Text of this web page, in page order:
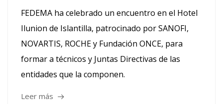
FEDEMA ha celebrado un encuentro en el Hotel
Ilunion de Islantilla, patrocinado por SANOFI,
NOVARTIS, ROCHE y Fundación ONCE, para
formar a técnicos y Juntas Directivas de las
entidades que la componen.
Leer más